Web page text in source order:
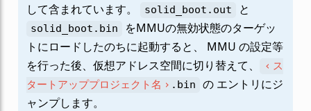
して含まれています。
solid_boot.out と
solid_boot.bin
をMMUの無効状態のターゲッ
トにロードしたのちに起動すると、 MMU の設定等
を行った後、仮想アドレス空間に切り替えて、
ス
タートアッププロジェクト名
.bin
の エントリにジ
ャンプします。